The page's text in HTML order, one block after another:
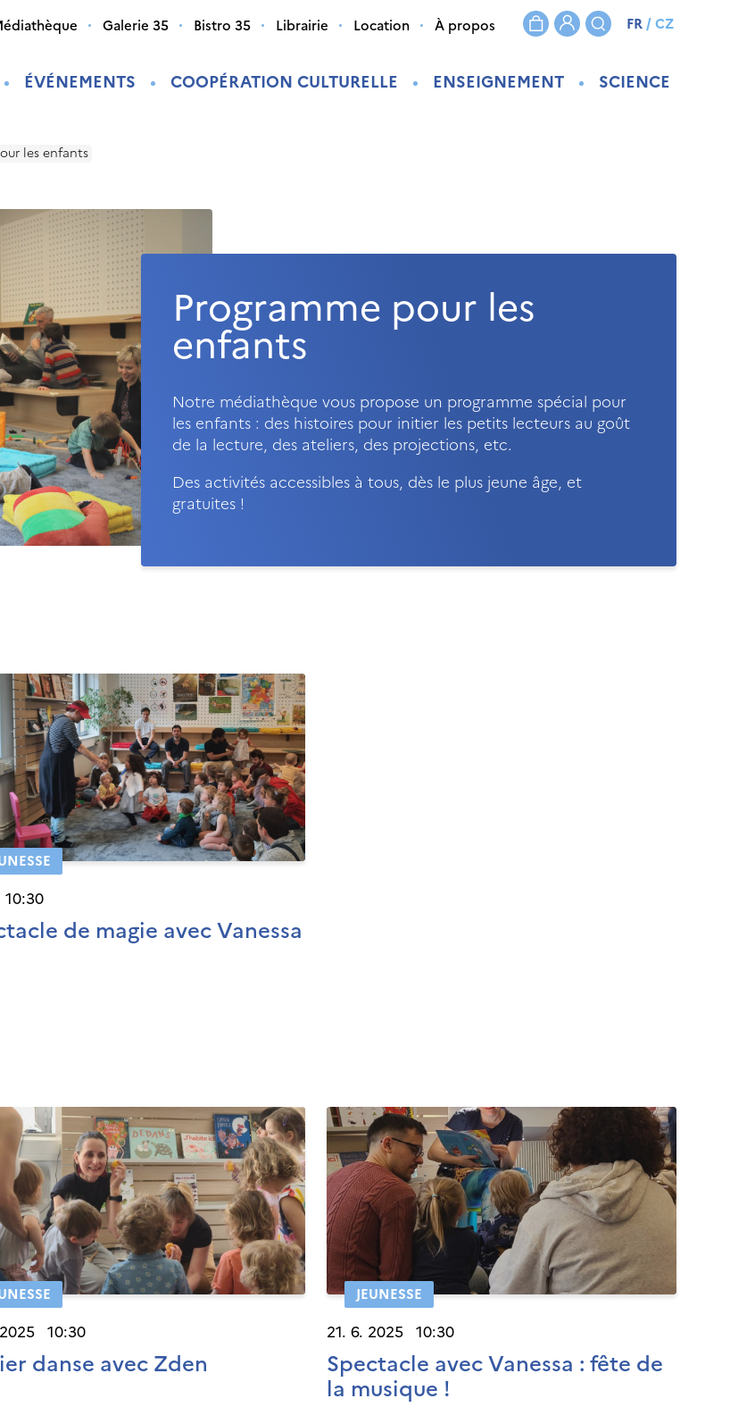
ÉVÉNEMENTS COOPÉRATION CULTURELLE ENSEIGNEMENT SCIENCE
Galerie 35 Bistro 35 Librairie Location À propos FR/CZ
les enfants
Programme pour les
enfants
Notre médiathèque vous propose un programme spécial pour
les enfants : des histoires pour initier les petits lecteurs au goût
de la lecture, des ateliers, des projections, etc.
Des activités accessibles à tous, dès le plus jeune âge, et
gratuites !
de magie avec Vanessa
10:30
danse avec Zden
JEUNESSE
21. 6. 2025 10:30
Spectacle avec Vanessa : fête de
la musique !